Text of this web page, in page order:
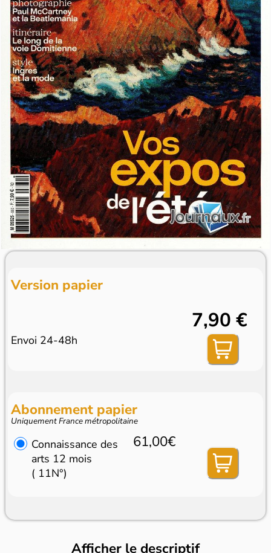
Version papier
Envoi 24-48h
7,90 €
Abonnement papier
Uniquement France métropolitaine
Connaissance des
arts 12 mois
( 11N°)
61,00€
Afficher le descriptif